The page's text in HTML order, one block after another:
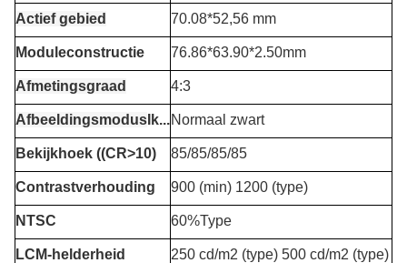
Actief gebied 70.08*52,56 mm
Moduleconstructie 76.86*63.90*2.50mm
Afmetingsgraad 4:3
Afbeeldingsmodus Ik...Normaal zwart
Bekijkhoek ((CR>10) 85/85/85/85
Contrastverhouding 900 (min) 1200 (type)
NTSC 60%Type
LCM-helderheid
250 cd/m2 (type) 500 cd/m2 (type)